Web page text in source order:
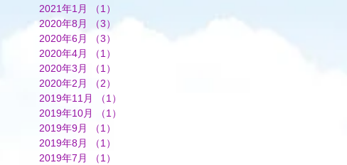
2021年1月
（1）
2020年8月
（3）
3件の記事
2020年6月
（3）
2020年4月
（1）
2020年3月
（1）
2020年2月
（2）
2019年11月
（1）
2019年10月
（1）
2019年9月
（1）
2019年8月
（1）
2019年7月
（1）